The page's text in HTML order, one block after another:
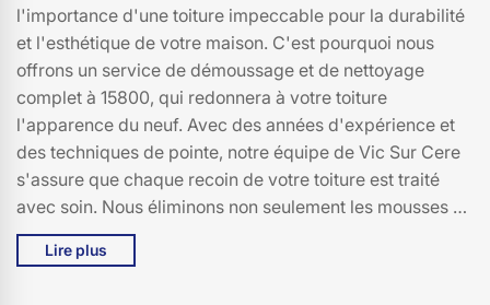
l'importance d'une toiture impeccable pour la durabilité
et l'esthétique de votre maison. C'est pourquoi nous
offrons un service de démoussage et de nettoyage
complet à 15800, qui redonnera à votre toiture
l'apparence du neuf. Avec des années d'expérience et
des techniques de pointe, notre équipe de Vic Sur Cere
s'assure que chaque recoin de votre toiture est traité
avec soin. Nous éliminons non seulement les mousses et
lichens qui peuvent endommager votre toiture, mais
nous utilisons également des produits de nettoyage
Lire plus